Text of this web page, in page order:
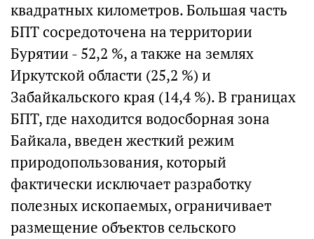
квадратных километров. Большая часть
БПТ сосредоточена на территории
Бурятии - 52,2 %, а также на землях
Иркутской области (25,2 %) и
Забайкальского края (14,4 %). В границах
БПТ, где находится водосборная зона
Байкала, введен жесткий режим
природопользования, который
фактически исключает разработку
полезных ископаемых, ограничивает
размещение объектов сельского